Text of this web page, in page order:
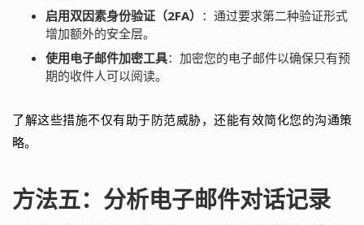
启用双因素身份验证（2FA） ：通过要求第二种验证形式
增加额外的安全层。
使用电子邮件加密工具：加密您的电子邮件以确保只有预
期的收件人可以阅读。
了解这些措施不仅有助于防范威胁，还能有效简化您的沟通策
略。
方法五：分析电子邮件对话记录